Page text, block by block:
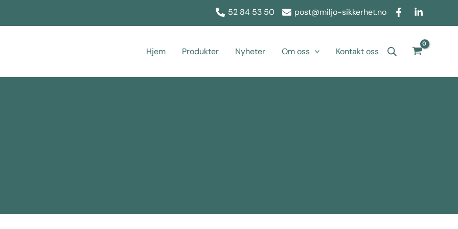
52 84 53 50 post@miljo-sikkerhet.no
Hjem Produkter Nyheter Om oss Kontakt oss